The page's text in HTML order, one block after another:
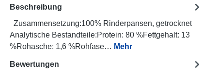
Beschreibung
Zusammensetzung:100% Rinderpansen, getrocknet
Analytische Bestandteile:Protein: 80 %Fettgehalt: 13
%Rohasche: 1,6 %Rohfase… Mehr
Bewertungen